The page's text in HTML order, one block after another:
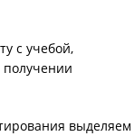
с учебой,
получении
выделяем